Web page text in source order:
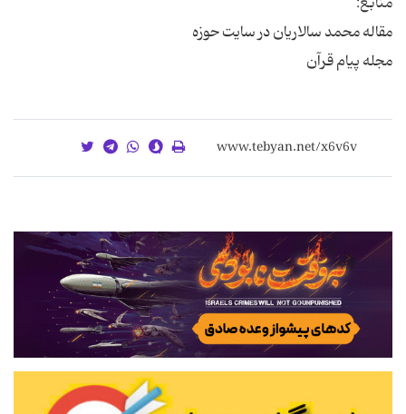
مجله پیام قرآن